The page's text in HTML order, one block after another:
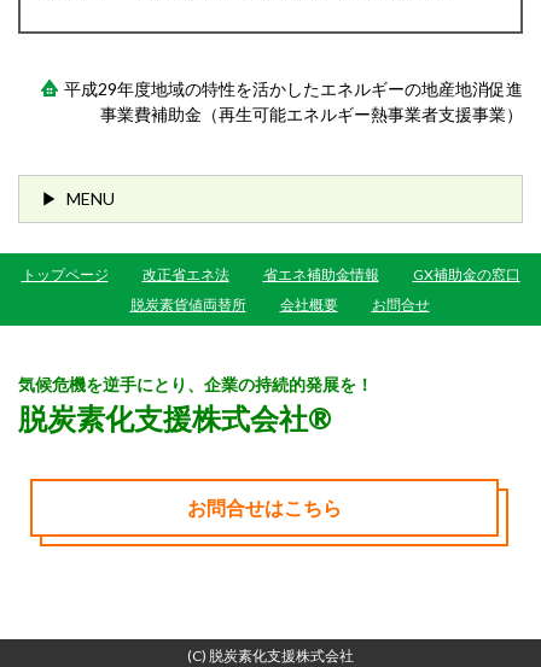
平成29年度地域の特性を活かしたエネルギーの地産地消促進
事業費補助金（再生可能エネルギー熱事業者支援事業）
MENU
トップページ 改正省エネ法 省エネ補助金情報
GX補助金の窓口
脱炭素貨値両替所
会社概要 お問合せ
気候危機を逆手にとり、企業の持続的発展を！
脱炭素化支援株式会社®
お問合せはこちら
(C) 脱炭素化支援株式会社